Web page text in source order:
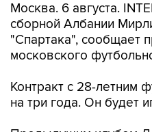
Москва. 6 августа.
сборной Албании
"Спартака", сообщает
московского
Контракт с 28-летним
на три года. Он будет